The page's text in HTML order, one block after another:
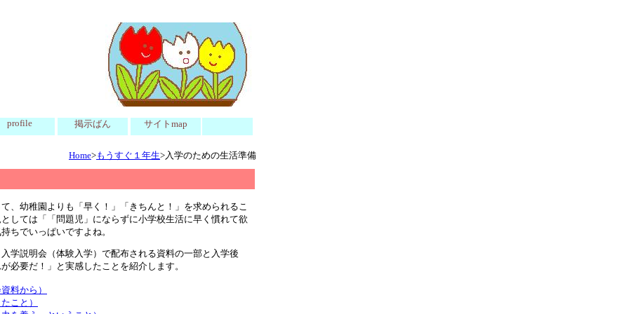
profile 掲示ばん サイトmap
Home>もうすぐ１年生>入学のための生活準備
、幼稚園よりも「早く！」「きちんと！」を求められるこ
しては「「問題児」にならずに小学校生活に早く慣れて欲
ちでいっぱいですよね。
学説明会（体験入学）で配布される資料の一部と入学後
必要だ！」と実感したことを紹介します。
料から）
こと）